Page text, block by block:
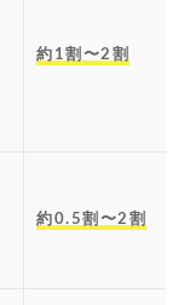
約1割〜2割
約0.5割〜2割